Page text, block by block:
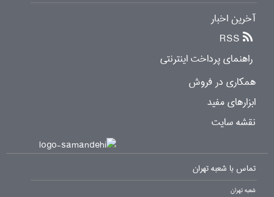
آخرین اخبار
RSS
راهنمای پرداخت اینترنتی
همکاری در فروش
ابزارهای مفید
نقشه سایت
تماس با شعبه تهران
شعبه تهران